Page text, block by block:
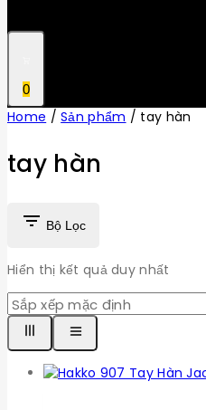
0
Home / Sản phẩm / tay hàn
tay hàn
Bộ Lọc
Hiển thị kết quả duy nhất